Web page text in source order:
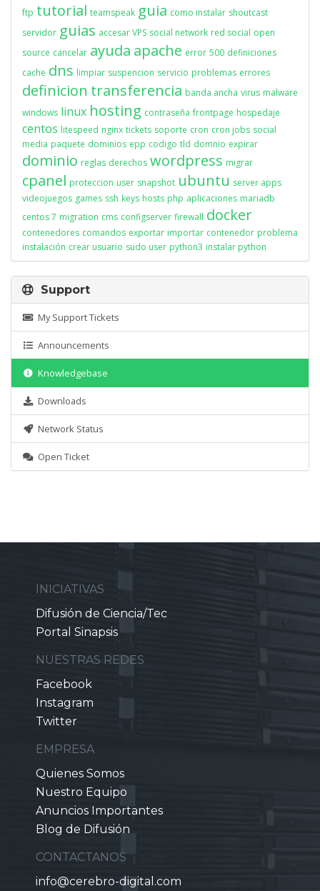
ftp tutorial teamspeak guia como instalar shoutcast
servidor guias accesar VPS social network red social open
source cancelar ayuda apache error 500 definiciones
cache dns limpiar suspencion servicio problemas errores
definicion transferencia banda ancha virus malware
windows linux hosting contraseña frontpage hospedaje
centos litespeed nginx tickets soporte cron cron jobs social
media paquete dominios epp codigo tld domnio expirar
dominio reglas derechos wordpress migrar
cpanel proteccion user snapshot ubuntu server apps
videojuegos games ssh keys hosts php aplicaciones mariadb
centos 7 migration cms configserver firewall docker
contenedores comandos exportar importar contenedor problema
instalación crear usuario sudo user python3 instalar python
Support
My Support Tickets
Announcements
Knowledgebase
Downloads
Network Status
Open Ticket
INICIATIVAS
Difusión de Ciencia/Tec
Portal Sinapsis
NUESTRAS REDES
Facebook
Instagram
Twitter
EMPRESA
Quienes Somos
Nuestro Equipo
Anuncios Importantes
Blog de Difusión
CONTACTANOS
info@cerebro-digital.com